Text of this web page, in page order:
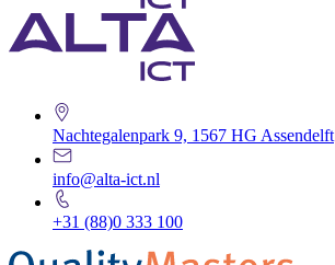
Nachtegalenpark 9, 1567 HG Assendelft
info@alta-ict.nl
+31 (88)0 333 100